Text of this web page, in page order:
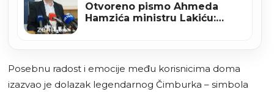
Otvoreno pismo Ahmeda
Hamzića ministru Lakiću:
Posebnu radost i emocije među korisnicima doma
izazvao je dolazak legendarnog Čimburka – simbola